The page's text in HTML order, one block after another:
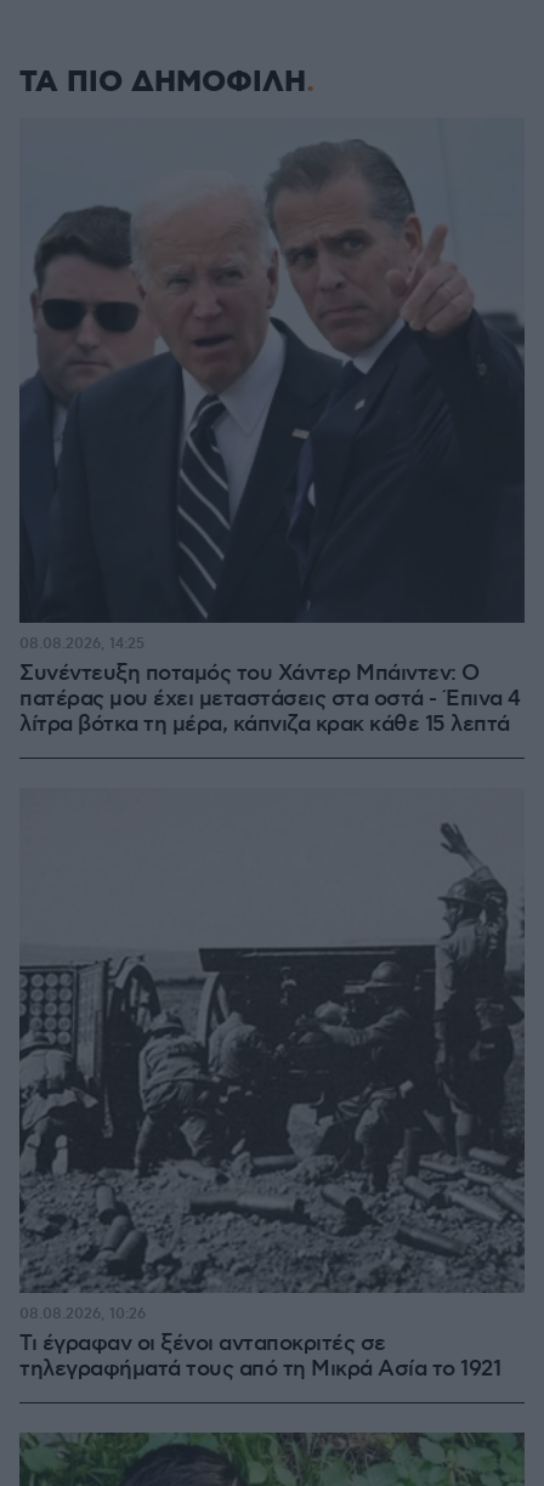
ΤΑ ΠΙΟ ΔΗΜΟΦΙΛΗ
Συνέντευξη ποταμός του Χάντερ Μπάιντεν: Ο
πατέρας μου έχει μεταστάσεις στα οστά - Έπινα 4
λίτρα βότκα τη μέρα, κάπνιζα κρακ κάθε 15 λεπτά
08.08.2026, 14:25
Τι έγραφαν οι ξένοι ανταποκριτές σε
τηλεγραφήματά τους από τη Μικρά Ασία το 1921
08.08.2026, 10:26